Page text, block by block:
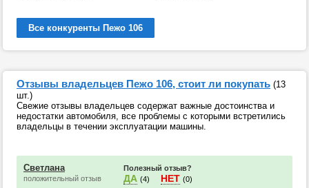
Все конкуренты Пежо 106
Отзывы владельцев Пежо 106, стоит ли покупать (13
шт.)
Свежие отзывы владельцев содержат важные достоинства и
недостатки автомобиля, все проблемы с которыми встретились
владельцы в течении эксплуатации машины.
Светлана
положительный отзыв
Полезный отзыв?
ДА (4) НЕТ (0)